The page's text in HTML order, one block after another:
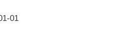
01